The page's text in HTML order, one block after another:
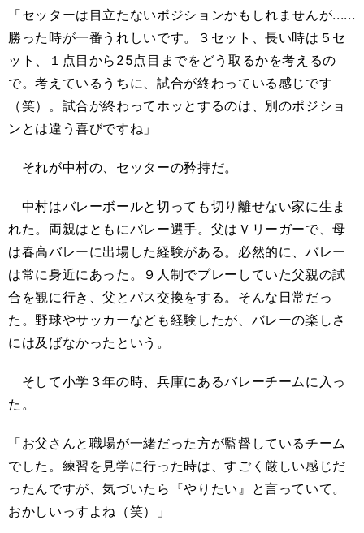
「セッターは目立たないポジションかもしれませんが......
勝った時が一番うれしいです。３セット、長い時は５セ
ット、１点目から25点目までをどう取るかを考えるの
で。考えているうちに、試合が終わっている感じです
（笑）。試合が終わってホッとするのは、別のポジショ
ンとは違う喜びですね」
それが中村の、セッターの矜持だ。
中村はバレーボールと切っても切り離せない家に生ま
れた。両親はともにバレー選手。父はＶリーガーで、母
は春高バレーに出場した経験がある。必然的に、バレー
は常に身近にあった。９人制でプレーしていた父親の試
合を観に行き、父とパス交換をする。そんな日常だっ
た。野球やサッカーなども経験したが、バレーの楽しさ
には及ばなかったという。
そして小学３年の時、兵庫にあるバレーチームに入っ
た。
「お父さんと職場が一緒だった方が監督しているチーム
でした。練習を見学に行った時は、すごく厳しい感じだ
ったんですが、気づいたら『やりたい』と言っていて。
おかしいっすよね（笑）」